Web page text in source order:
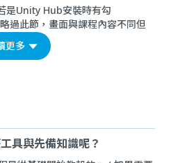
是Unity Hub安裝時有勾
此節，畫面與課程內容不同但
更多
具與先備知識呢？